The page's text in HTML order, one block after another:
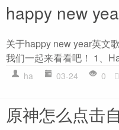
happy new
关于happy new year英文
我们一起来看看吧！ 1、
ha 03-24 0
原神怎么点击